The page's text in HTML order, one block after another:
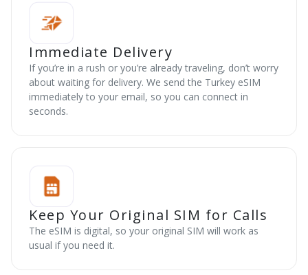
Immediate Delivery
If you’re in a rush or you’re already traveling, don’t worry
about waiting for delivery. We send the Turkey eSIM
immediately to your email, so you can connect in
seconds.
Keep Your Original SIM for Calls
The eSIM is digital, so your original SIM will work as
usual if you need it.